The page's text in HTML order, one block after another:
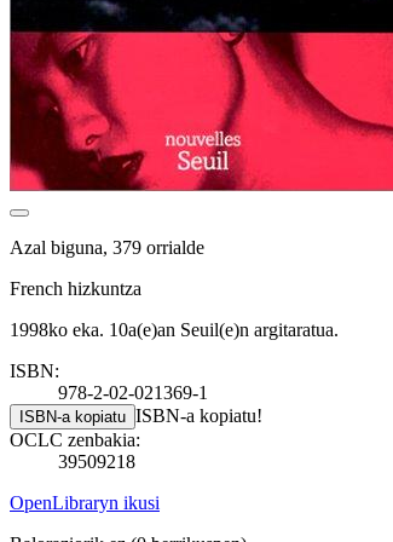
Azal biguna, 379 orrialde
French hizkuntza
1998ko eka. 10a(e)an Seuil(e)n argitaratua.
ISBN:
978-2-02-021369-1
ISBN-a kopiatu ISBN-a kopiatu!
OCLC zenbakia:
39509218
OpenLibraryn ikusi